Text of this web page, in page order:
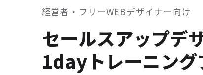
経営者・フリーWEBデザイナー向け
セールスアップデ
1dayトレーニング